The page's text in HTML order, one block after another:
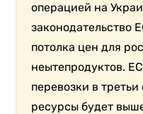
операцией на
законодательство
потолка цен для
неытепродуктов.
перевозки в
ресурсы будет